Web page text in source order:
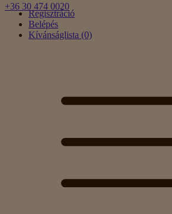
Regisztráció
Belépés
Kívánságlista (0)
+36 30 474 0020